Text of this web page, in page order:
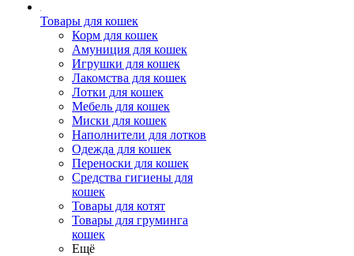
Товары для кошек
Корм для кошек
Амуниция для кошек
Игрушки для кошек
Лакомства для кошек
Лотки для кошек
Мебель для кошек
Миски для кошек
Наполнители для лотков
Одежда для кошек
Переноски для кошек
Средства гигиены для
кошек
Товары для котят
Товары для груминга
кошек
Ещё